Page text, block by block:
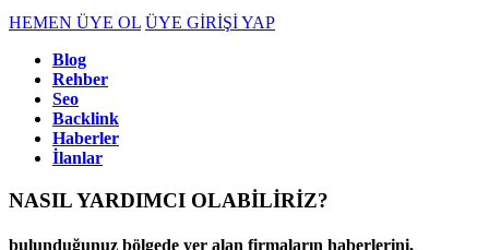
HEMEN ÜYE OL ÜYE GİRİŞİ YAP
Blog
Rehber
Seo
Backlink
Haberler
İlanlar
NASIL YARDIMCI OLABİLİRİZ?
bulunduğunuz bölgede yer alan firmaların haberlerini,